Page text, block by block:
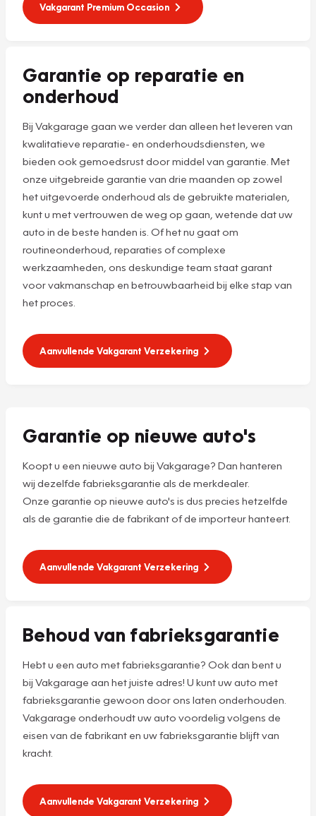
Vakgarant Premium Occasion
Garantie op reparatie en
onderhoud
Bij Vakgarage gaan we verder dan alleen het leveren van
kwalitatieve reparatie- en onderhoudsdiensten, we
bieden ook gemoedsrust door middel van garantie. Met
onze uitgebreide garantie van drie maanden op zowel
het uitgevoerde onderhoud als de gebruikte materialen,
kunt u met vertrouwen de weg op gaan, wetende dat uw
auto in de beste handen is. Of het nu gaat om
routineonderhoud, reparaties of complexe
werkzaamheden, ons deskundige team staat garant
voor vakmanschap en betrouwbaarheid bij elke stap van
het proces.
Aanvullende Vakgarant Verzekering
Garantie op nieuwe auto's
Koopt u een nieuwe auto bij Vakgarage? Dan hanteren
wij dezelfde fabrieksgarantie als de merkdealer.
Onze garantie op nieuwe auto's is dus precies hetzelfde
als de garantie die de fabrikant of de importeur hanteert.
Aanvullende Vakgarant Verzekering
Behoud van fabrieksgarantie
Hebt u een auto met fabrieksgarantie? Ook dan bent u
bij Vakgarage aan het juiste adres! U kunt uw auto met
fabrieksgarantie gewoon door ons laten onderhouden.
Vakgarage onderhoudt uw auto voordelig volgens de
eisen van de fabrikant en uw fabrieksgarantie blijft van
kracht.
Aanvullende Vakgarant Verzekering